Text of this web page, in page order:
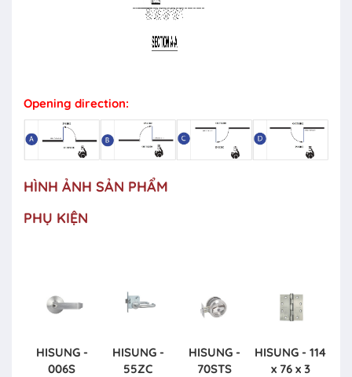
Opening direction:
HÌNH ẢNH SẢN PHẨM
PHỤ KIỆN
HISUNG -
006S
HISUNG -
55ZC
HISUNG -
70STS
HISUNG - 114
x 76 x 3